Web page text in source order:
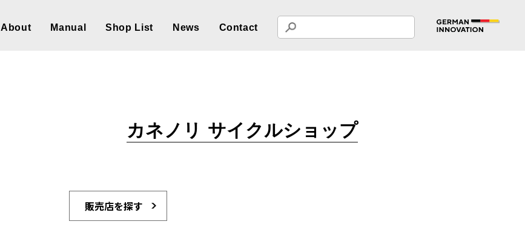
About Manual Shop List News Contact
カネノリ サイクルショップ
販売店を探す